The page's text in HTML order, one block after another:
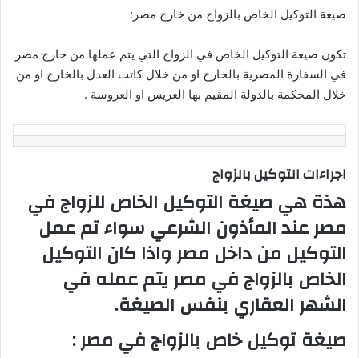
صيغة التوكيل الخاص بالزواج من خارج مصر:
تكون صيغة التوكيل الخاص في الزواج التي يتم عملها من خارج مصر
في السفارة المصرية بالخارج او من خلال كاتب العدل بالخارج او من
خلال المحكمة بالدولة المقيم بها العريس او العروسة .
اجراءات التوكيل بالزواج
هذة هي صيغة التوكيل الخاص للزواج في
مصر عند المأذون الشرعي سواء تم عمل
التوكيل من داخل مصر واذا كان التوكيل
الخاص بالزواج في مصر يتم عمله في
الشهر العقاري بنفس الصيغة.
صيغة توكيل خاص بالزواج في مصر :